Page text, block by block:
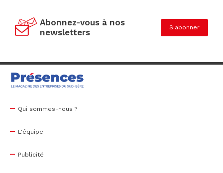
Abonnez-vous à nos
newsletters
S'abonner
Qui sommes-nous ?
L'équipe
Publicité